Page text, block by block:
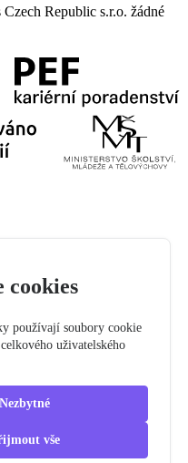
Republic s.r.o. žádné
cookies
používají soubory cookie
uživatelského
Nezbytné
vše